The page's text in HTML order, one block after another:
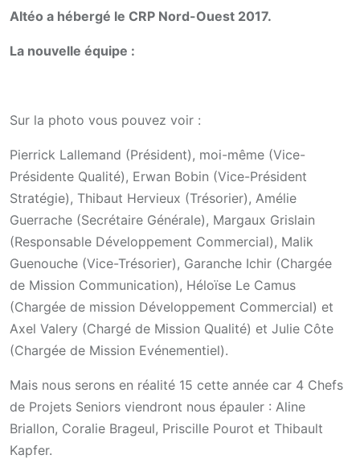
Altéo a hébergé le CRP Nord-Ouest 2017.
La nouvelle équipe :
Sur la photo vous pouvez voir :
Pierrick Lallemand (Président), moi-même (Vice-
Présidente Qualité), Erwan Bobin (Vice-Président
Stratégie), Thibaut Hervieux (Trésorier), Amélie
Guerrache (Secrétaire Générale), Margaux Grislain
(Responsable Développement Commercial), Malik
Guenouche (Vice-Trésorier), Garanche Ichir (Chargée
de Mission Communication), Héloïse Le Camus
(Chargée de mission Développement Commercial) et
Axel Valery (Chargé de Mission Qualité) et Julie Côte
(Chargée de Mission Evénementiel).
Mais nous serons en réalité 15 cette année car 4 Chefs
de Projets Seniors viendront nous épauler : Aline
Briallon, Coralie Brageul, Priscille Pourot et Thibault
Kapfer.